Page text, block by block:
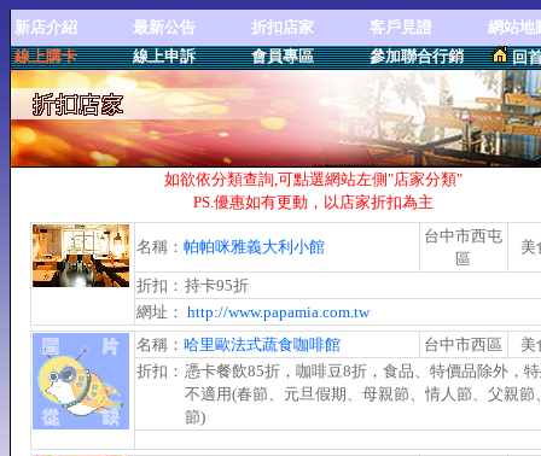
新店介紹 最新公告 折扣店家 客戶見證
網站地
線上購卡
線上申訴 會員專區 參加聯合行銷 回
如欲依分類查詢,可點選網站左側"店家分類"
PS.優惠如有更動，以店家折扣為主
名稱： 帕帕咪雅義大利小館
台中市西屯
區
美
折扣： 持卡95折
網址： http://www.papamia.com.tw
名稱： 哈里歐法式蔬食咖啡館 台中市西區
美
折扣： 憑卡餐飲85折，咖啡豆8折，食品、特價品除外，
不適用(春節、元旦假期、母親節、情人節、父親節
節)